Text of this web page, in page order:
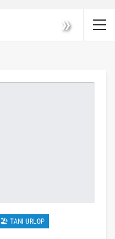
»
🏖 TANI URLOP